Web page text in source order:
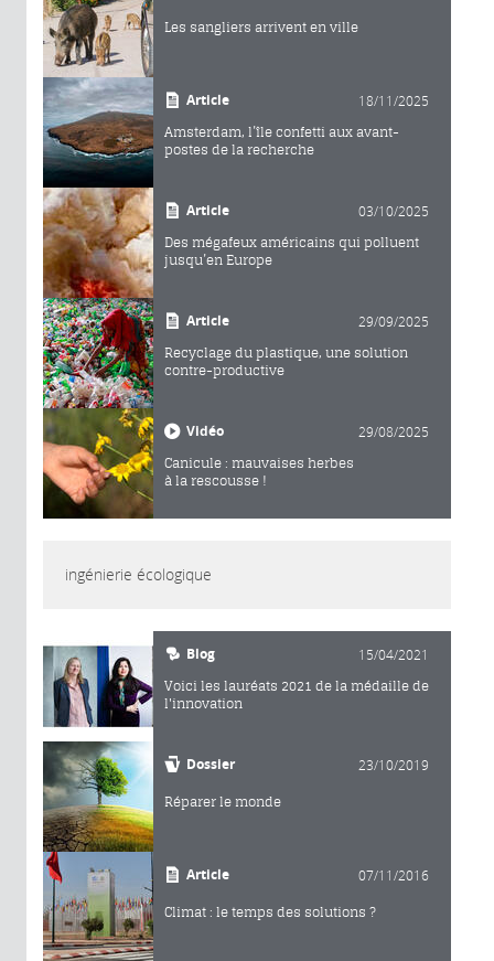
Les sangliers arrivent en ville
Article 18/11/2025
Amsterdam, l’île confetti aux avant-
postes de la recherche
Article 03/10/2025
Des mégafeux américains qui polluent
jusqu’en Europe
Article 29/09/2025
Recyclage du plastique, une solution
contre-productive
Vidéo 29/08/2025
Canicule : mauvaises herbes
à la rescousse !
ingénierie écologique
Blog 15/04/2021
Voici les lauréats 2021 de la médaille de
l'innovation
Dossier 23/10/2019
Réparer le monde
Article 07/11/2016
Climat : le temps des solutions ?